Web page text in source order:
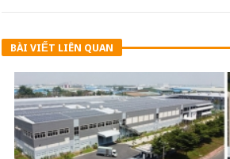
BÀI VIẾT LIÊN QUAN